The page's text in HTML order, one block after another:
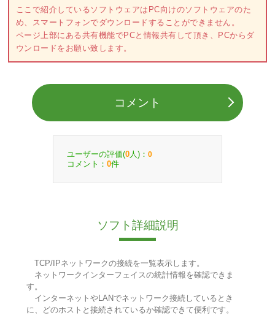
ここで紹介しているソフトウェアはPC向けのソフトウェアのた
め、スマートフォンでダウンロードすることができません。
ページ上部にある共有機能でPCと情報共有して頂き、PCからダ
ウンロードをお願い致します。
コメント
ユーザーの評価(0 人)： 0
コメント： 0件
ソフト詳細説明
TCP/IPネットワークの接続を一覧表示します。
ネットワークインターフェイスの統計情報を確認できま
す。
インターネットやLANでネットワーク接続しているとき
に、どのホストと接続されているか確認できて便利です。